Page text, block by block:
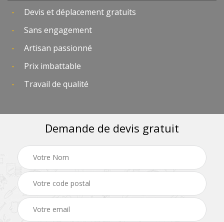
Devis et déplacement gratuits
Sans engagement
Artisan passionné
Prix imbattable
Travail de qualité
Demande de devis gratuit